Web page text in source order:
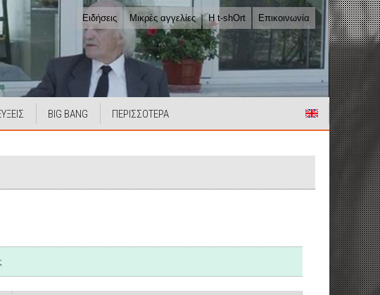
Ειδήσεις Μικρές αγγελίες Η t-shOrt Επικοινωνία
BIG BANG ΠΕΡΙΣΣΟΤΕΡΑ